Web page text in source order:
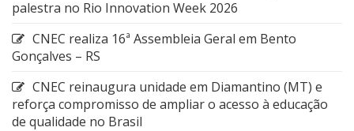
palestra no Rio Innovation Week 2026
CNEC realiza 16ª Assembleia Geral em Bento
Gonçalves – RS
CNEC reinaugura unidade em Diamantino (MT) e
reforça compromisso de ampliar o acesso à educação
de qualidade no Brasil